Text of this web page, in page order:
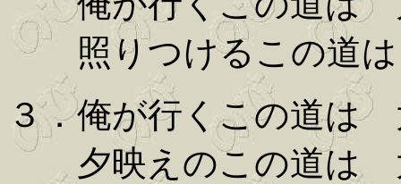
照りつけるこの道は
３．俺が行くこの道は
夕映えのこの道は